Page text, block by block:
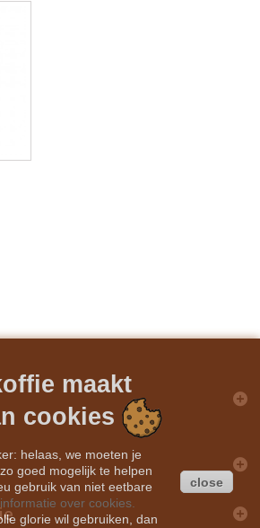
maakt
cookies
helaas, we moeten je
goed mogelijk te helpen
gebruik van niet eetbare
over cookies.
glorie wil gebruiken, dan
close